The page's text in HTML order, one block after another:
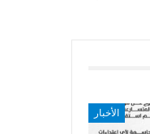
الأخبار